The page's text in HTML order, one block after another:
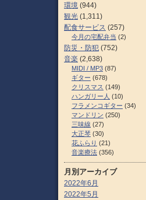
環境 (944)
観光 (1,311)
配食サービス (257)
今月の宅配弁当 (2)
防災・防犯 (752)
音楽 (2,638)
MIDI / MP3 (87)
ギター (678)
クリスマス (149)
ハンガリー人 (10)
フラメンコギター (34)
マンドリン (250)
三味線 (27)
大正琴 (30)
花ふらり (21)
音楽療法 (356)
月別アーカイブ
2022年6月
2022年5月